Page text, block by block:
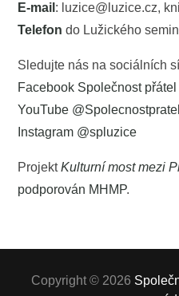
E-mail : luzice@luzice.cz,
Telefon do Lužického
Sledujte nás na sociálních
Facebook Společnost
YouTube
Instagram @spluzice
ProjektKulturní most mezi
podporován MHMP.
Copyright © 2026